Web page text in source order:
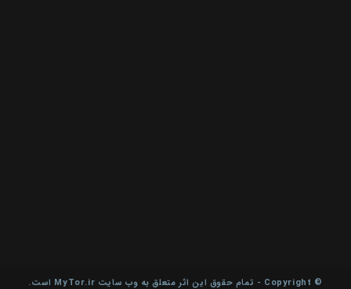
© Copyright - تمام حقوق این اثر متعلق به وب سایت MyTor.ir است.